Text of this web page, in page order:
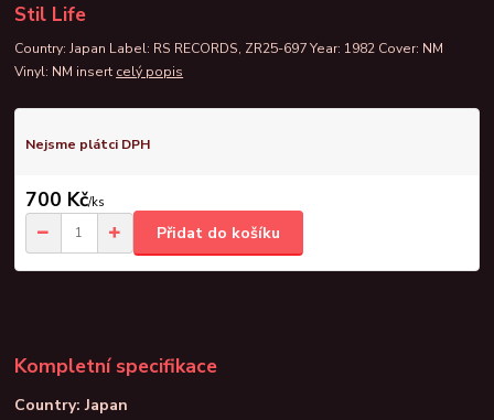
Stil Life
Country: Japan Label: RS RECORDS, ZR25-697 Year: 1982 Cover: NM
Vinyl: NM insert celý popis
Nejsme plátci DPH
700 Kč/ks
Přidat do košíku
Kompletní specifikace
Country: Japan